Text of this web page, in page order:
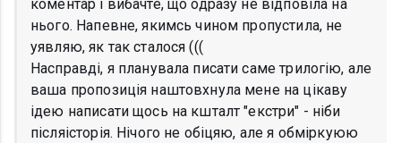
коментар і вибачте, що одразу не відповіла на
нього. Напевне, якимсь чином пропустила, не
уявляю, як так сталося (((
Насправді, я планувала писати саме трилогію, але
ваша пропозиція наштовхнула мене на цікаву
ідею написати щось на кшталт "екстри" - ніби
післяісторія. Нічого не обіцяю, але я обміркуюю